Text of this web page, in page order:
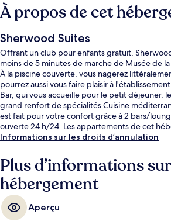
À propos de cet
Sherwood Suites
Offrant un club pour enfants gratuit,
moins de 5 minutes de marche de Musée de
À la piscine couverte, vous nagerez
pourrez aussi vous faire plaisir à
Bar, qui vous accueille pour le petit déjeuner,
grand renfort de spécialités Cuisine
est fait pour votre confort grâce à 2 bars/
ouverte 24 h/24. Les appartements de cet
par ailleurs d'agréables petits plus comme une
en ce qui concerne le personnel attentionné et
Informations sur les droits d’annulation
Plus d’informations
hébergement
Aperçu